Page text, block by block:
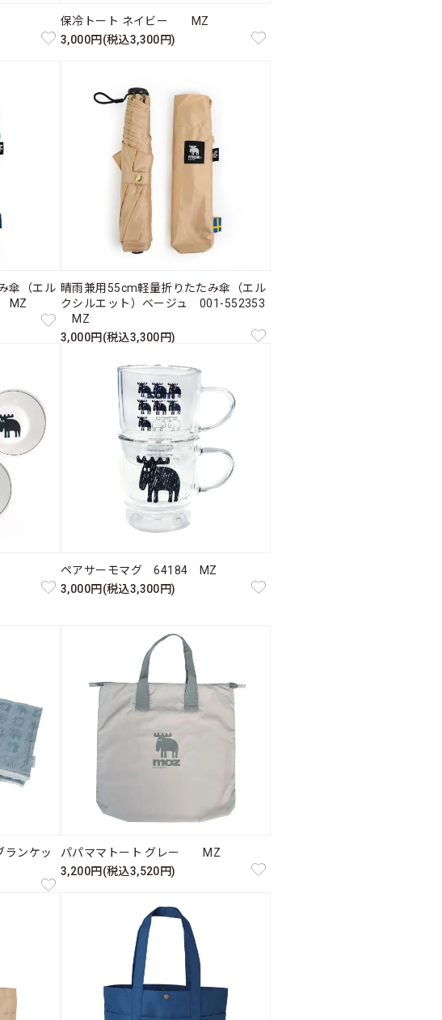
保冷トート ネイビー MZ
3,000円(税込3,300円)
傘（エル
MZ
晴雨兼用55cm軽量折りたたみ傘（エル
クシルエット）ベージュ 001-552353
MZ
3,000円(税込3,300円)
ペアサーモマグ 64184 MZ
3,000円(税込3,300円)
ランケッ
パパママトート グレー MZ
3,200円(税込3,520円)